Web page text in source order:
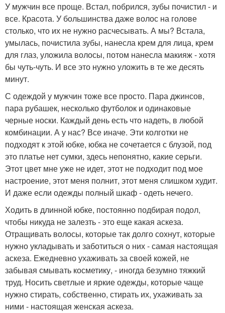
У мужчин все проще. Встал, побрился, зубы почистил - и
все. Красота. У большинства даже волос на голове
столько, что их не нужно расчесывать. А мы? Встала,
умылась, почистила зубы, нанесла крем для лица, крем
для глаз, уложила волосы, потом нанесла макияж - хотя
бы чуть-чуть. И все это нужно уложить в те же десять
минут.
С одеждой у мужчин тоже все просто. Пара джинсов,
пара рубашек, несколько футболок и одинаковые
черные носки. Каждый день есть что надеть, в любой
комбинации. А у нас? Все иначе. Эти колготки не
подходят к этой юбке, юбка не сочетается с блузой, под
это платье нет сумки, здесь непонятно, какие серьги.
Этот цвет мне уже не идет, этот не подходит под мое
настроение, этот меня полнит, этот меня слишком худит.
И даже если одежды полный шкаф - одеть нечего.
Ходить в длинной юбке, постоянно подбирая подол,
чтобы никуда не залезть - это еще какая аскеза.
Отращивать волосы, которые так долго сохнут, которые
нужно укладывать и заботиться о них - самая настоящая
аскеза. Ежедневно ухаживать за своей кожей, не
забывая смывать косметику, - иногда безумно тяжкий
труд. Носить светлые и яркие одежды, которые чаще
нужно стирать, собственно, стирать их, ухаживать за
ними - настоящая женская аскеза.